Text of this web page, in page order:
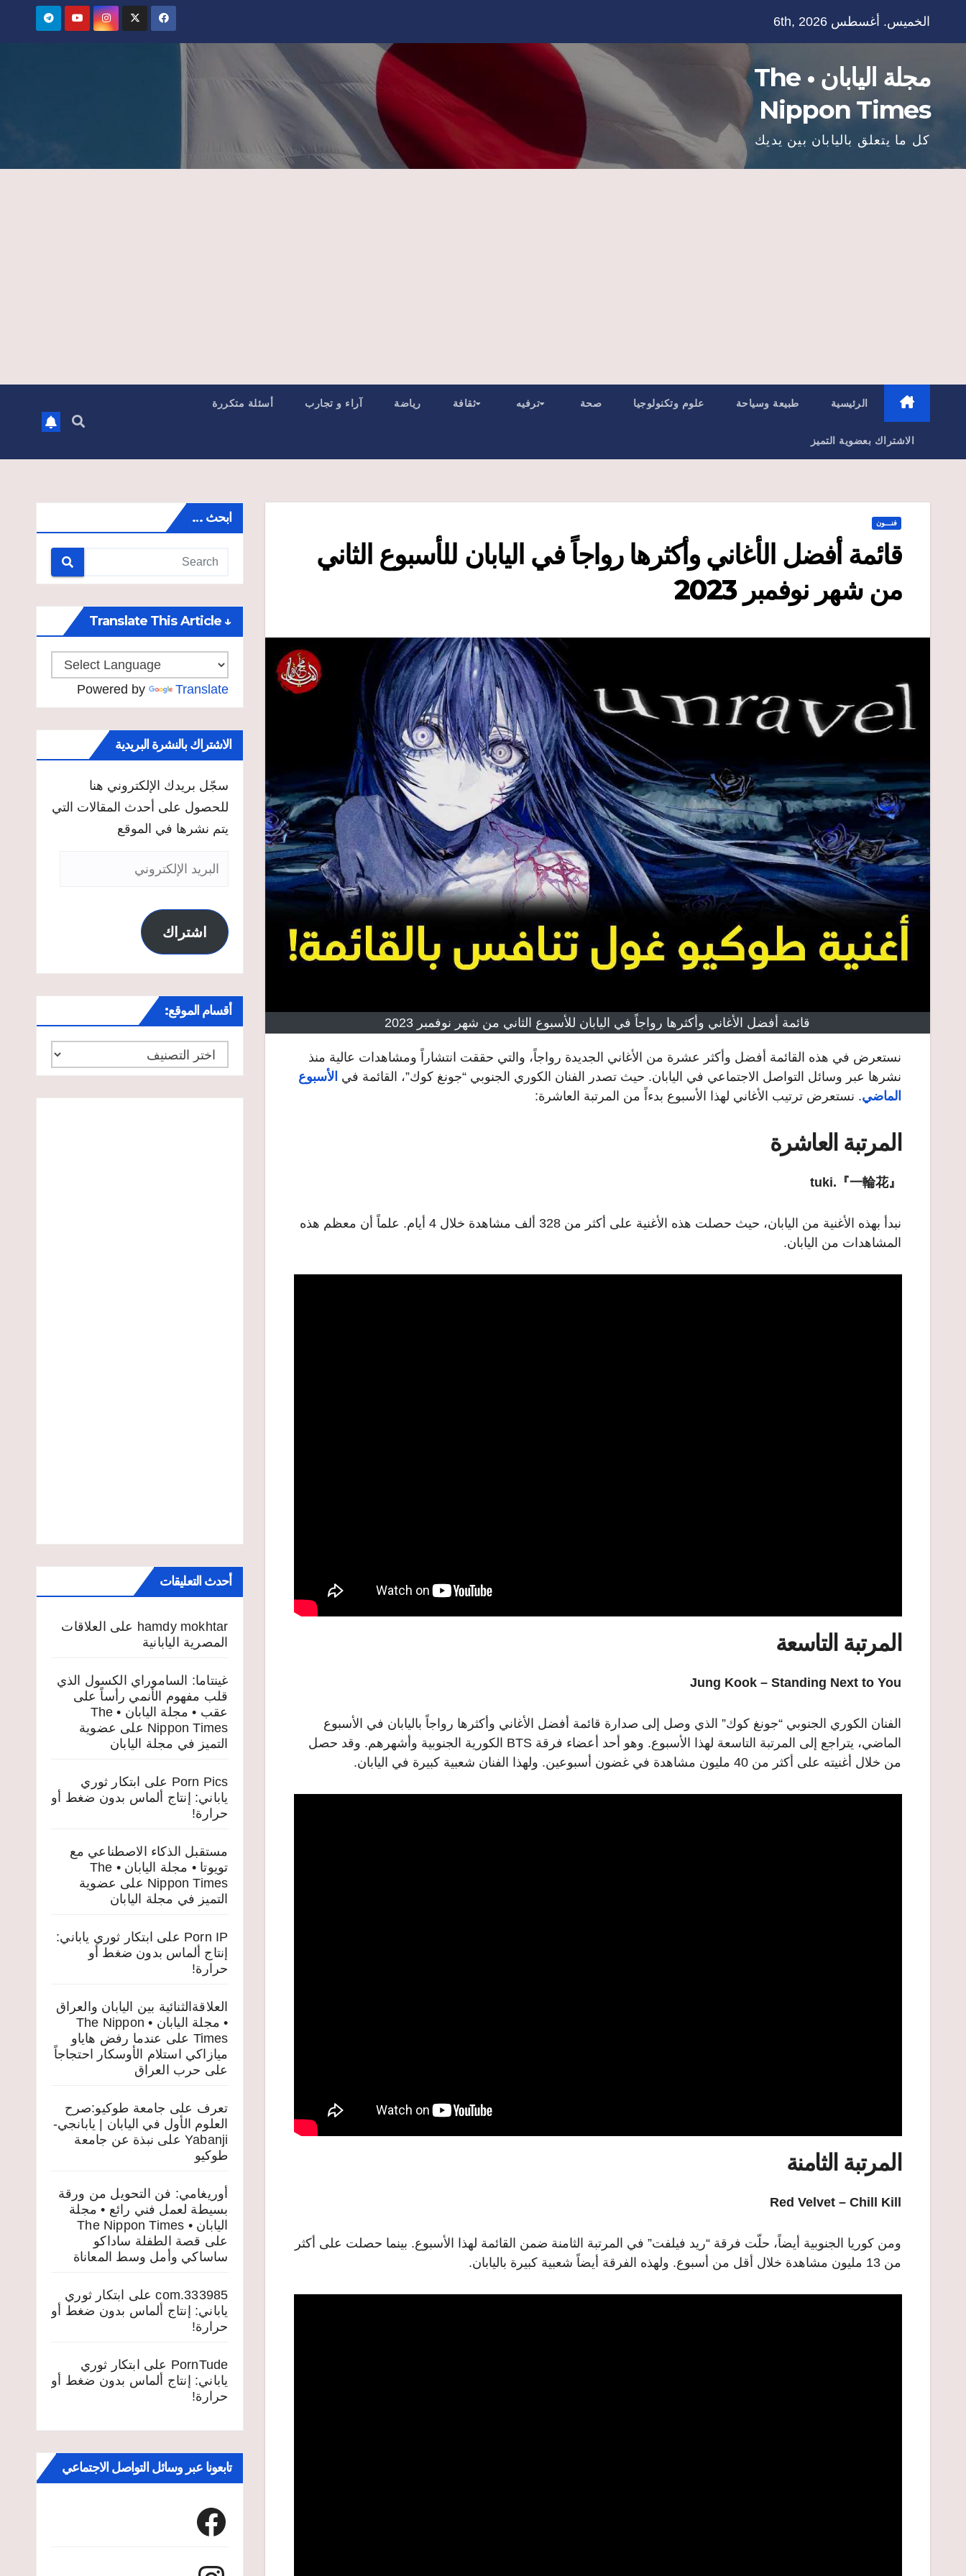
الخميس. أغسطس 6th, 2026
مجلة اليابان • The
Nippon Times
كل ما يتعلق باليابان بين يديك
الرئيسية طبيعة وسياحة علوم وتكنولوجيا صحة ترفيه ثقافة رياضة آراء و تجارب أسئلة متكررة
الاشتراك بعضوية التميز
فنـــون
قائمة أفضل الأغاني وأكثرها رواجاً في اليابان للأسبوع الثاني
من شهر نوفمبر 2023
قائمة أفضل الأغاني وأكثرها رواجاً في اليابان للأسبوع الثاني من شهر نوفمبر 2023
نستعرض في هذه القائمة أفضل وأكثر عشرة من الأغاني الجديدة رواجاً، والتي حققت انتشاراً ومشاهدات عالية منذ
نشرها عبر وسائل التواصل الاجتماعي في اليابان. حيث تصدر الفنان الكوري الجنوبي “جونغ كوك”، القائمة في الأسبوع
الماضي. نستعرض ترتيب الأغاني لهذا الأسبوع بدءاً من المرتبة العاشرة:
المرتبة العاشرة
tuki.『一輪花』
نبدأ بهذه الأغنية من اليابان، حيث حصلت هذه الأغنية على أكثر من 328 ألف مشاهدة خلال 4 أيام. علماً أن معظم هذه
المشاهدات من اليابان.
المرتبة التاسعة
Jung Kook – Standing Next to You
الفنان الكوري الجنوبي “جونغ كوك” الذي وصل إلى صدارة قائمة أفضل الأغاني وأكثرها رواجاً باليابان في الأسبوع
الماضي، يتراجع إلى المرتبة التاسعة لهذا الأسبوع. وهو أحد أعضاء فرقة BTS الكورية الجنوبية وأشهرهم. وقد حصل
من خلال أغنيته على أكثر من 40 مليون مشاهدة في غضون أسبوعين. ولهذا الفنان شعبية كبيرة في اليابان.
المرتبة الثامنة
Red Velvet – Chill Kill
ومن كوريا الجنوبية أيضاً، حلّت فرقة “ريد فيلفت” في المرتبة الثامنة ضمن القائمة لهذا الأسبوع. بينما حصلت على أكثر
من 13 مليون مشاهدة خلال أقل من أسبوع. ولهذه الفرقة أيضاً شعبية كبيرة باليابان.
ابحث …
↓ Translate This Article
Powered by Translate
الاشتراك بالنشرة البريدية
سجّل بريدك الإلكتروني هنا
للحصول على أحدث المقالات التي
يتم نشرها في الموقع
البريد
اشتراك
أقسام الموقع:
أقسام
الموقع:
أحدث التعليقات
hamdy mokhtar على
العلاقات
المصرية اليابانية
غينتاما: الساموراي الكسول الذي
قلب مفهوم الأنمي رأساً على
عقب • مجلة اليابان • The
Nippon Times على عضوية
التميز في مجلة اليابان
Porn Pics على
ابتكار ثوري
ياباني: إنتاج ألماس بدون ضغط أو
حرارة!
مستقبل الذكاء الاصطناعي مع
تويوتا • مجلة اليابان • The
Nippon Times على عضوية
التميز في مجلة اليابان
Porn IP على ابتكار ثوري ياباني:
إنتاج ألماس بدون ضغط أو
حرارة!
العلاقةالثنائية بين اليابان والعراق
• مجلة اليابان • The Nippon
Times على عندما رفض هاياو
ميازاكي استلام الأوسكار احتجاجاً
على حرب العراق
تعرف على جامعة طوكيو:صرح
العلوم الأول في اليابان | يابانجي-
Yabanjiعلى نبذة عن جامعة
طوكيو
أوريغامي: فن التحويل من ورقة
بسيطة لعمل فني رائع • مجلة
اليابان • The Nippon Times
على قصة الطفلة ساداكو
ساساكي وأمل وسط المعاناة
333985.com على
ابتكار ثوري
ياباني: إنتاج ألماس بدون ضغط أو
حرارة!
PornTude على
ابتكار ثوري
ياباني: إنتاج ألماس بدون ضغط أو
حرارة!
تابعونا عبر وسائل التواصل الاجتماعي
Facebook
Instagram